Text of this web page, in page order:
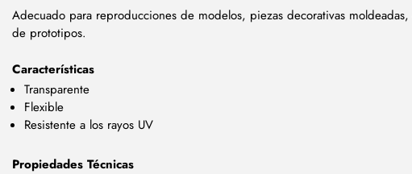
Adecuado para reproducciones de modelos, piezas decorativas
de prototipos.
Características
Transparente
Flexible
Resistente a los rayos UV
Propiedades Técnicas